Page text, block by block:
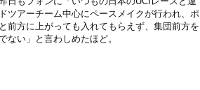
ツアーチーム中心にペースメイクが行われ、ポ
前方に上がっても入れてもらえず、集団前方を
ない」と言わしめたほど。